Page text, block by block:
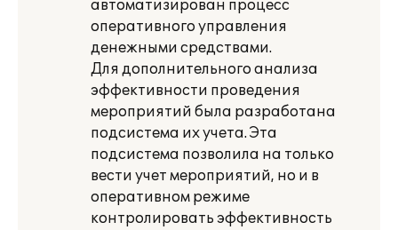
автоматизирован процесс
оперативного управления
денежными средствами.
Для дополнительного анализа
эффективности проведения
мероприятий была разработана
подсистема их учета. Эта
подсистема позволила на только
вести учет мероприятий, но и в
оперативном режиме
контролировать эффективность